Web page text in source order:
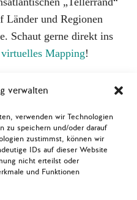
verwalten
verwenden wir Technologien
zu speichern und/oder darauf
zustimmst, können wir
IDs auf dieser Website
nicht erteilst oder
und Funktionen
Länder und Regionen
Schaut gerne direkt ins
virtuelles Mapping!
einen neuen
wir im ersten Schritt